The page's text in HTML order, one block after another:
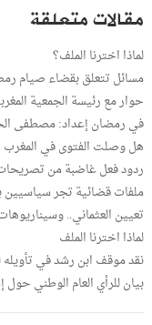
مقالات متعلقة
لماذا اخترنا الملف؟
مسائل تتعلق بقضاء صيام
حوار مع رئيسة الجمعية
في رمضان إعداد: مصطفى
هل وصلت الفتوى في
ردود فعل غاضبة من تصريحات
ملفات قضائية تجر سياسيين
تعيين العثماني..
لماذا اخترنا الملف
نقد موقف ابن رشد في تأويله
بيان للرأي العام الوطني